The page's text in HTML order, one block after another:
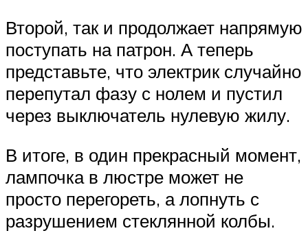
Второй, так и продолжает напрямую
поступать на патрон. А теперь
представьте, что электрик случайно
перепутал фазу с нолем и пустил
через выключатель нулевую жилу.
В итоге, в один прекрасный момент,
лампочка в люстре может не
просто перегореть, а лопнуть с
разрушением стеклянной колбы.